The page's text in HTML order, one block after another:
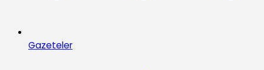
Gazeteler